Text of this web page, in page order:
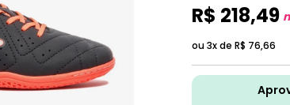
R$ 218,49
ou 3x de R$ 76,66